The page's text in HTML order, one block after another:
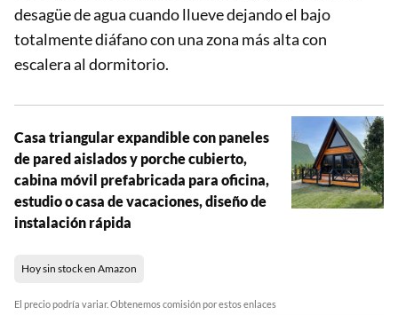
desagüe de agua cuando llueve dejando el bajo
totalmente diáfano con una zona más alta con
escalera al dormitorio.
Casa triangular expandible con paneles
de pared aislados y porche cubierto,
cabina móvil prefabricada para oficina,
estudio o casa de vacaciones, diseño de
instalación rápida
Hoy sin stock en Amazon
El precio podría variar. Obtenemos comisión por estos enlaces